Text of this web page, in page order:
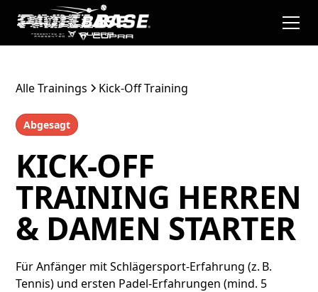
Alle Trainings Kick-Off Training
Abgesagt
KICK-OFF
TRAINING HERREN
& DAMEN STARTER
Für Anfänger mit Schlägersport-Erfahrung (z. B.
Tennis) und ersten Padel-Erfahrungen (mind. 5